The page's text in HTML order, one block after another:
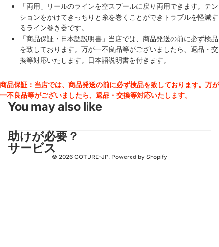
「両用」リールのラインを空スプールに戻り両用できます。テン
ションをかけてきっちりと糸を巻くことができトラブルを軽減す
るライン巻き器です。
「商品保証・日本語説明書」当店では、商品発送の前に必ず検品
を致しております。万が一不良品等がございましたら、返品・交
換等対応いたします。日本語説明書を付きます。
商品保証：当店では、商品発送の前に必ず検品を致しております。万が
一不良品等がございましたら、返品・交換等対応いたします。
You may also like
助けが必要？
サービス
© 2026 GOTURE-JP , Powered by Shopify